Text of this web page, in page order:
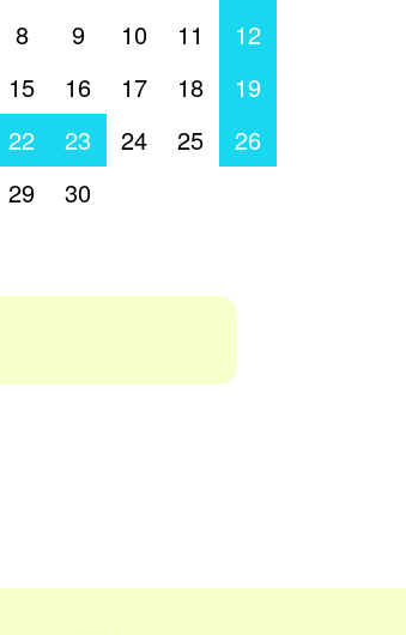
8 9 10 11
12
15 16 17 18
19
22 23 24 25
26
29 30